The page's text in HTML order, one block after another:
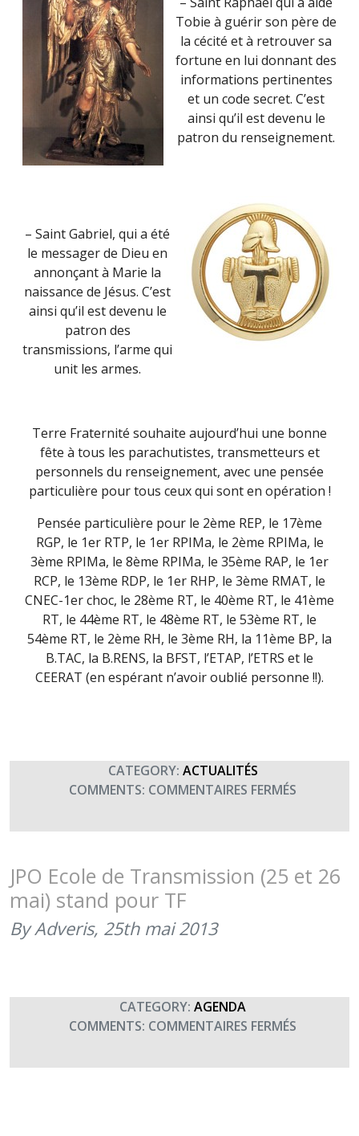
Tobie à guérir son père de
la cécité et à retrouver sa
fortune en lui donnant des
informations pertinentes
et un code secret. C’est
ainsi qu’il est devenu le
patron du renseignement.
– Saint Gabriel, qui a été
le messager de Dieu en
annonçant à Marie la
naissance de Jésus. C’est
ainsi qu’il est devenu le
patron des
transmissions, l’arme qui
unit les armes.
Terre Fraternité souhaite aujourd’hui une bonne
fête à tous les parachutistes, transmetteurs et
personnels du renseignement, avec une pensée
particulière pour tous ceux qui sont en opération !
Pensée particulière pour le 2ème REP, le 17ème
RGP, le 1er RTP, le 1er RPIMa, le 2ème RPIMa, le
3ème RPIMa, le 8ème RPIMa, le 35ème RAP, le 1er
RCP, le 13ème RDP, le 1er RHP, le 3ème RMAT, le
CNEC-1er choc, le 28ème RT, le 40ème RT, le 41ème
RT, le 44ème RT, le 48ème RT, le 53ème RT, le
54ème RT, le 2ème RH, le 3ème RH, la 11ème BP, la
B.TAC, la B.RENS, la BFST, l’ETAP, l’ETRS et le
CEERAT (en espérant n’avoir oublié personne !!).
CATEGORY: ACTUALITÉS
COMMENTS: COMMENTAIRES FERMÉS
DES
–
ET
JPO Ecole de Transmission (25 et 26
mai) stand pour TF
By Adveris, 25th mai 2013
CATEGORY: AGENDA
COMMENTS: COMMENTAIRES FERMÉS
ECOLE